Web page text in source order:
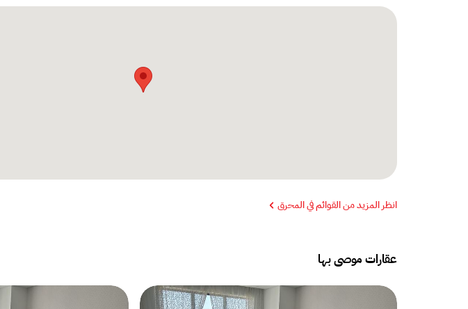
انظر المزيد من القوائم في المحرق
عقارات موصى بها